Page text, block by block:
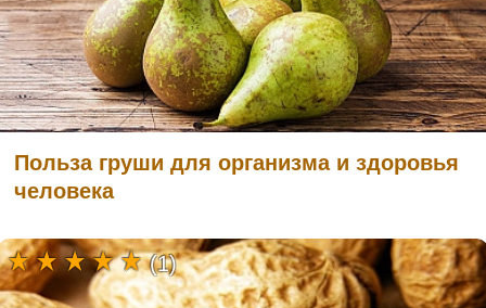
Польза груши для организма и здоровья
человека
(1)